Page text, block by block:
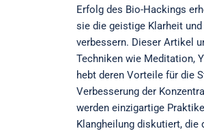
Erfolg des Bio-Hackings
sie die geistige Klarheit
verbessern. Dieser Artikel
Techniken wie Meditation,
hebt deren Vorteile für die
Verbesserung der
werden einzigartige
Klangheilung diskutiert, die